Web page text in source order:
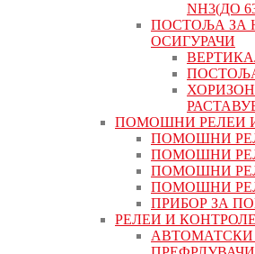
NH3(ДО
ПОСТОЉА ЗА
ОСИГУРАЧИ
ПОМОШНИ РЕЛЕИ
ПОМОШНИ
ПОМОШНИ
ПОМОШНИ
ПОМОШНИ
ПРИБОР ЗА
РЕЛЕИ И
АВТОМАТСКИ